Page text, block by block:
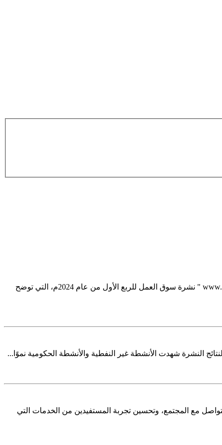
أصدرت الهيئة العامة للإحصاء (GASTAT) اليوم الأحد 24/12/1445ه الموافق 30/6/2024م عبر موقعها الرسمي على شبكة الإنترنت www.stats.gov.sa " نشرة سوق العمل للربع الأول من عام 2024م، التي توضح
الموحد الهاتفي لخدماتها ليكون (199009) بديلًا عن الرقم السابق (920020081) وذلك لتسهيل التواصل مع المجتمع، وتحسين تجربة المستفيدين من الخدمات التي